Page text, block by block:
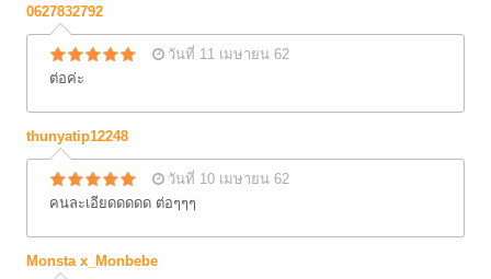
0627832792
วันที่ 11 เมษายน 62
ต่อค่ะ
thunyatip12248
วันที่ 10 เมษายน 62
คนละเอียดดดดด ต่อๆๆๆ
Monsta x_Monbebe